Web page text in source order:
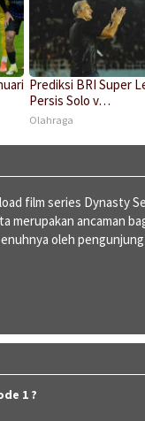
Prediksi BRI Super
Persis Solo v…
Olahraga
film series Dynasty
merupakan ancaman
oleh
1 ?